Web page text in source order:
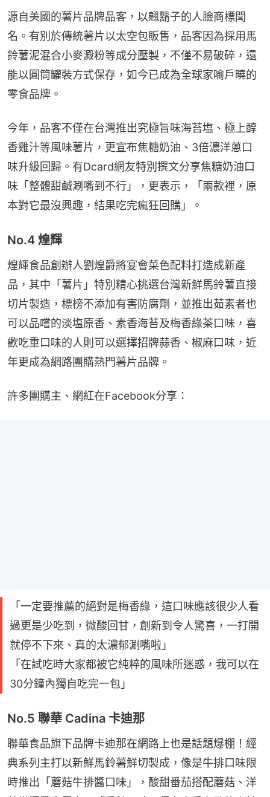
源自美國的薯片品牌品客，以翹鬍子的人臉商標聞
名。有別於傳統薯片以太空包販售，品客因為採用馬
鈴薯泥混合小麥澱粉等成分壓製，不僅不易破碎，還
能以圓筒罐裝方式保存，如今已成為全球家喻戶曉的
零食品牌。
今年，品客不僅在台灣推出究極旨味海苔塩、極上醇
香雞汁等風味薯片，更宣布焦糖奶油、3倍濃洋蔥口
味升級回歸。有Dcard網友特別撰文分享焦糖奶油口
味「整體甜鹹涮嘴到不行」，更表示，「兩款裡，原
本對它最沒興趣，結果吃完瘋狂回購」。
No.4 煌輝
煌輝食品創辦人劉煌爵將宴會菜色配料打造成新產
品，其中「薯片」特別精心挑選台灣新鮮馬鈴薯直接
切片製造，標榜不添加有害防腐劑，並推出茹素者也
可以品嚐的淡塩原香、素香海苔及梅香綠茶口味，喜
歡吃重口味的人則可以選擇招牌蒜香、椒麻口味，近
年更成為網路團購熱門薯片品牌。
許多團購主、網紅在Facebook分享：
「一定要推薦的絕對是梅香綠，這口味應該很少人看
過更是少吃到，微酸回甘，創新到令人驚喜，一打開
就停不下來、真的太濃郁涮嘴啦」
「在試吃時大家都被它純粹的風味所迷惑，我可以在
30分鐘內獨自吃完一包」
No.5 聯華 Cadina 卡迪那
聯華食品旗下品牌卡迪那在網路上也是話題爆棚！經
典系列主打以新鮮馬鈴薯鮮切製成，像是牛排口味限
時推出「蘑菇牛排醬口味」，酸甜番茄搭配蘑菇、洋